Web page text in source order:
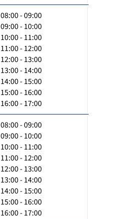
08:00 - 09:00
09:00 - 10:00
10:00 - 11:00
11:00 - 12:00
12:00 - 13:00
13:00 - 14:00
14:00 - 15:00
15:00 - 16:00
16:00 - 17:00
08:00 - 09:00
09:00 - 10:00
10:00 - 11:00
11:00 - 12:00
12:00 - 13:00
13:00 - 14:00
14:00 - 15:00
15:00 - 16:00
16:00 - 17:00